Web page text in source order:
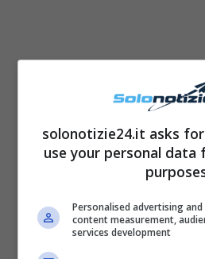
Allo stesso modo, Paola
deciso di fare con il suo
solonotizie24.it asks
use your personal
Personalised advertising
content measurement,
services development